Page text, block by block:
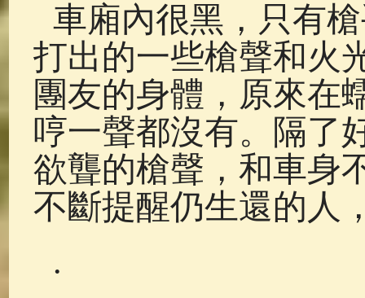
車廂內很黑，只有
打出的一些槍聲和火
團友的身體，原來在
哼一聲都沒有。隔了
欲聾的槍聲，和車身
不斷提醒仍生還的人
.